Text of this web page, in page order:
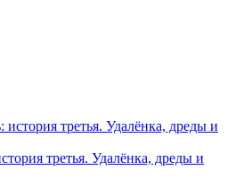
третья. Удалёнка, дреды и